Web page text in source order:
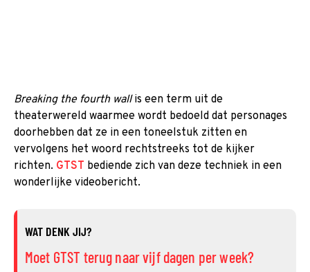
Breaking the fourth wallis een term uit de
theaterwereld waarmee wordt bedoeld dat personages
doorhebben dat ze in een toneelstuk zitten en
vervolgens het woord rechtstreeks tot de kijker
richten. GTST bediende zich van deze techniek in een
wonderlijke videobericht.
WAT DENK JIJ?
Moet GTST terug naar vijf dagen per week?